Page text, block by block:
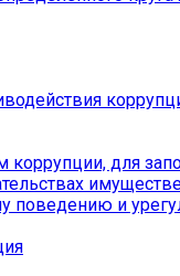
для
и